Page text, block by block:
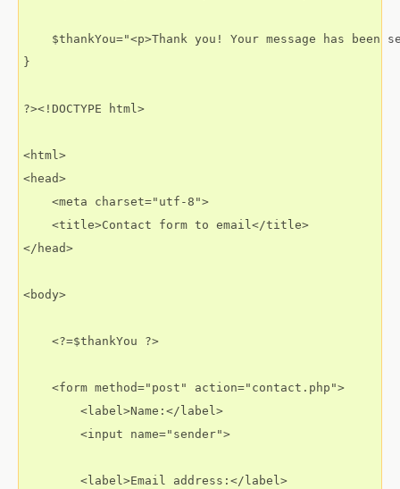
$thankYou="<p>Thank you! Your message has been
}
?><!DOCTYPE html>
<html>
<head>
    <meta charset="utf-8">
    <title>Contact form to email</title>
</head>
<body>
    <?=$thankYou ?>
    <form method="post" action="contact.php">
        <label>Name:</label>
        <input name="sender">
        <label>Email address:</label>